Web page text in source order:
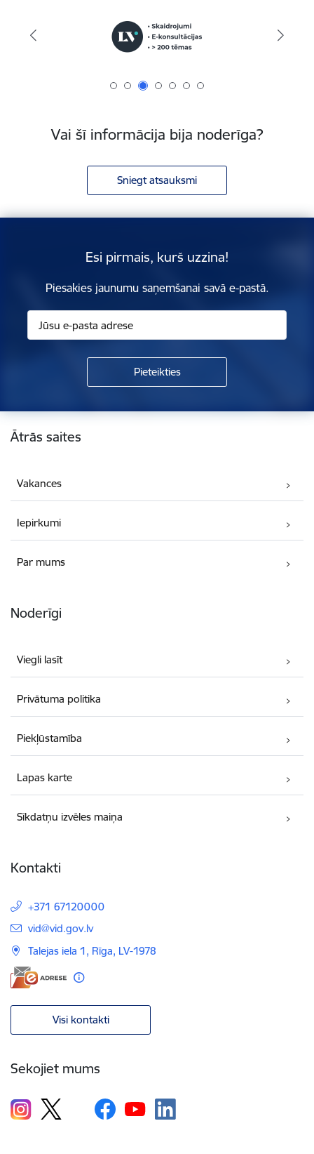
Vai šī informācija bija noderīga?
Sniegt atsauksmi
Esi pirmais, kurš uzzina!
Piesakies jaunumu saņemšanai savā e-pastā.
Kājene
Ātrās saites
Vakances
Iepirkumi
Par mums
Noderīgi
Viegli lasīt
Privātuma politika
Piekļūstamība
Lapas karte
Sīkdatņu izvēles maiņa
Kontakti
+371 67120000
E-pasts:
vid@vid.gov.lv
Talejas iela 1, Rīga, LV-1978
Visi kontakti
Sekojiet mums